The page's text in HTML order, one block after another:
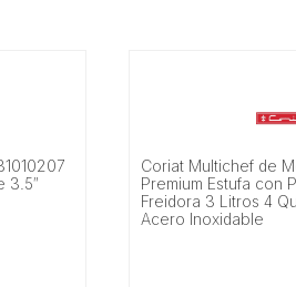
3.5″
Coriat Multichef de
Premium Estufa con
Freidora 3 Litros 4
Acero Inoxidable